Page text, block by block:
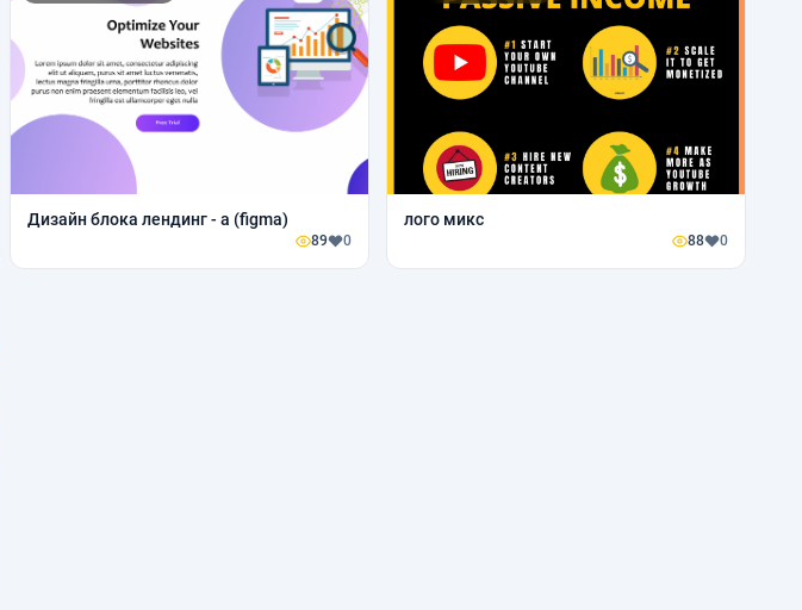
Дизайн блока лендинг - а (figma)
89 0
лого микс
88 0